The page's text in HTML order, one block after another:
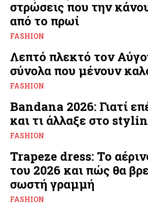
στρώσεις που την
από το πρωί
FASHION
Λεπτό πλεκτό τον
σύνολα που μένουν
FASHION
Bandana 2026: Γιατί
και τι άλλαξε στο
FASHION
Trapeze dress: Το
του 2026 και πώς θα
σωστή γραμμή
FASHION